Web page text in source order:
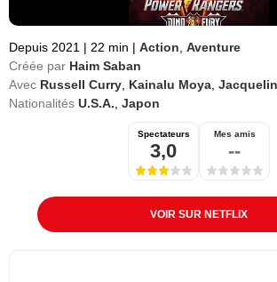
Depuis 2021 | 22 min | Action Aventure
Créée par Haim Saban
Avec Russell Curry Kainalu Moya
Nationalités U.S.A. Japon
Spectateurs
3,0
Mes amis
--
VOIR SUR NETFLIX